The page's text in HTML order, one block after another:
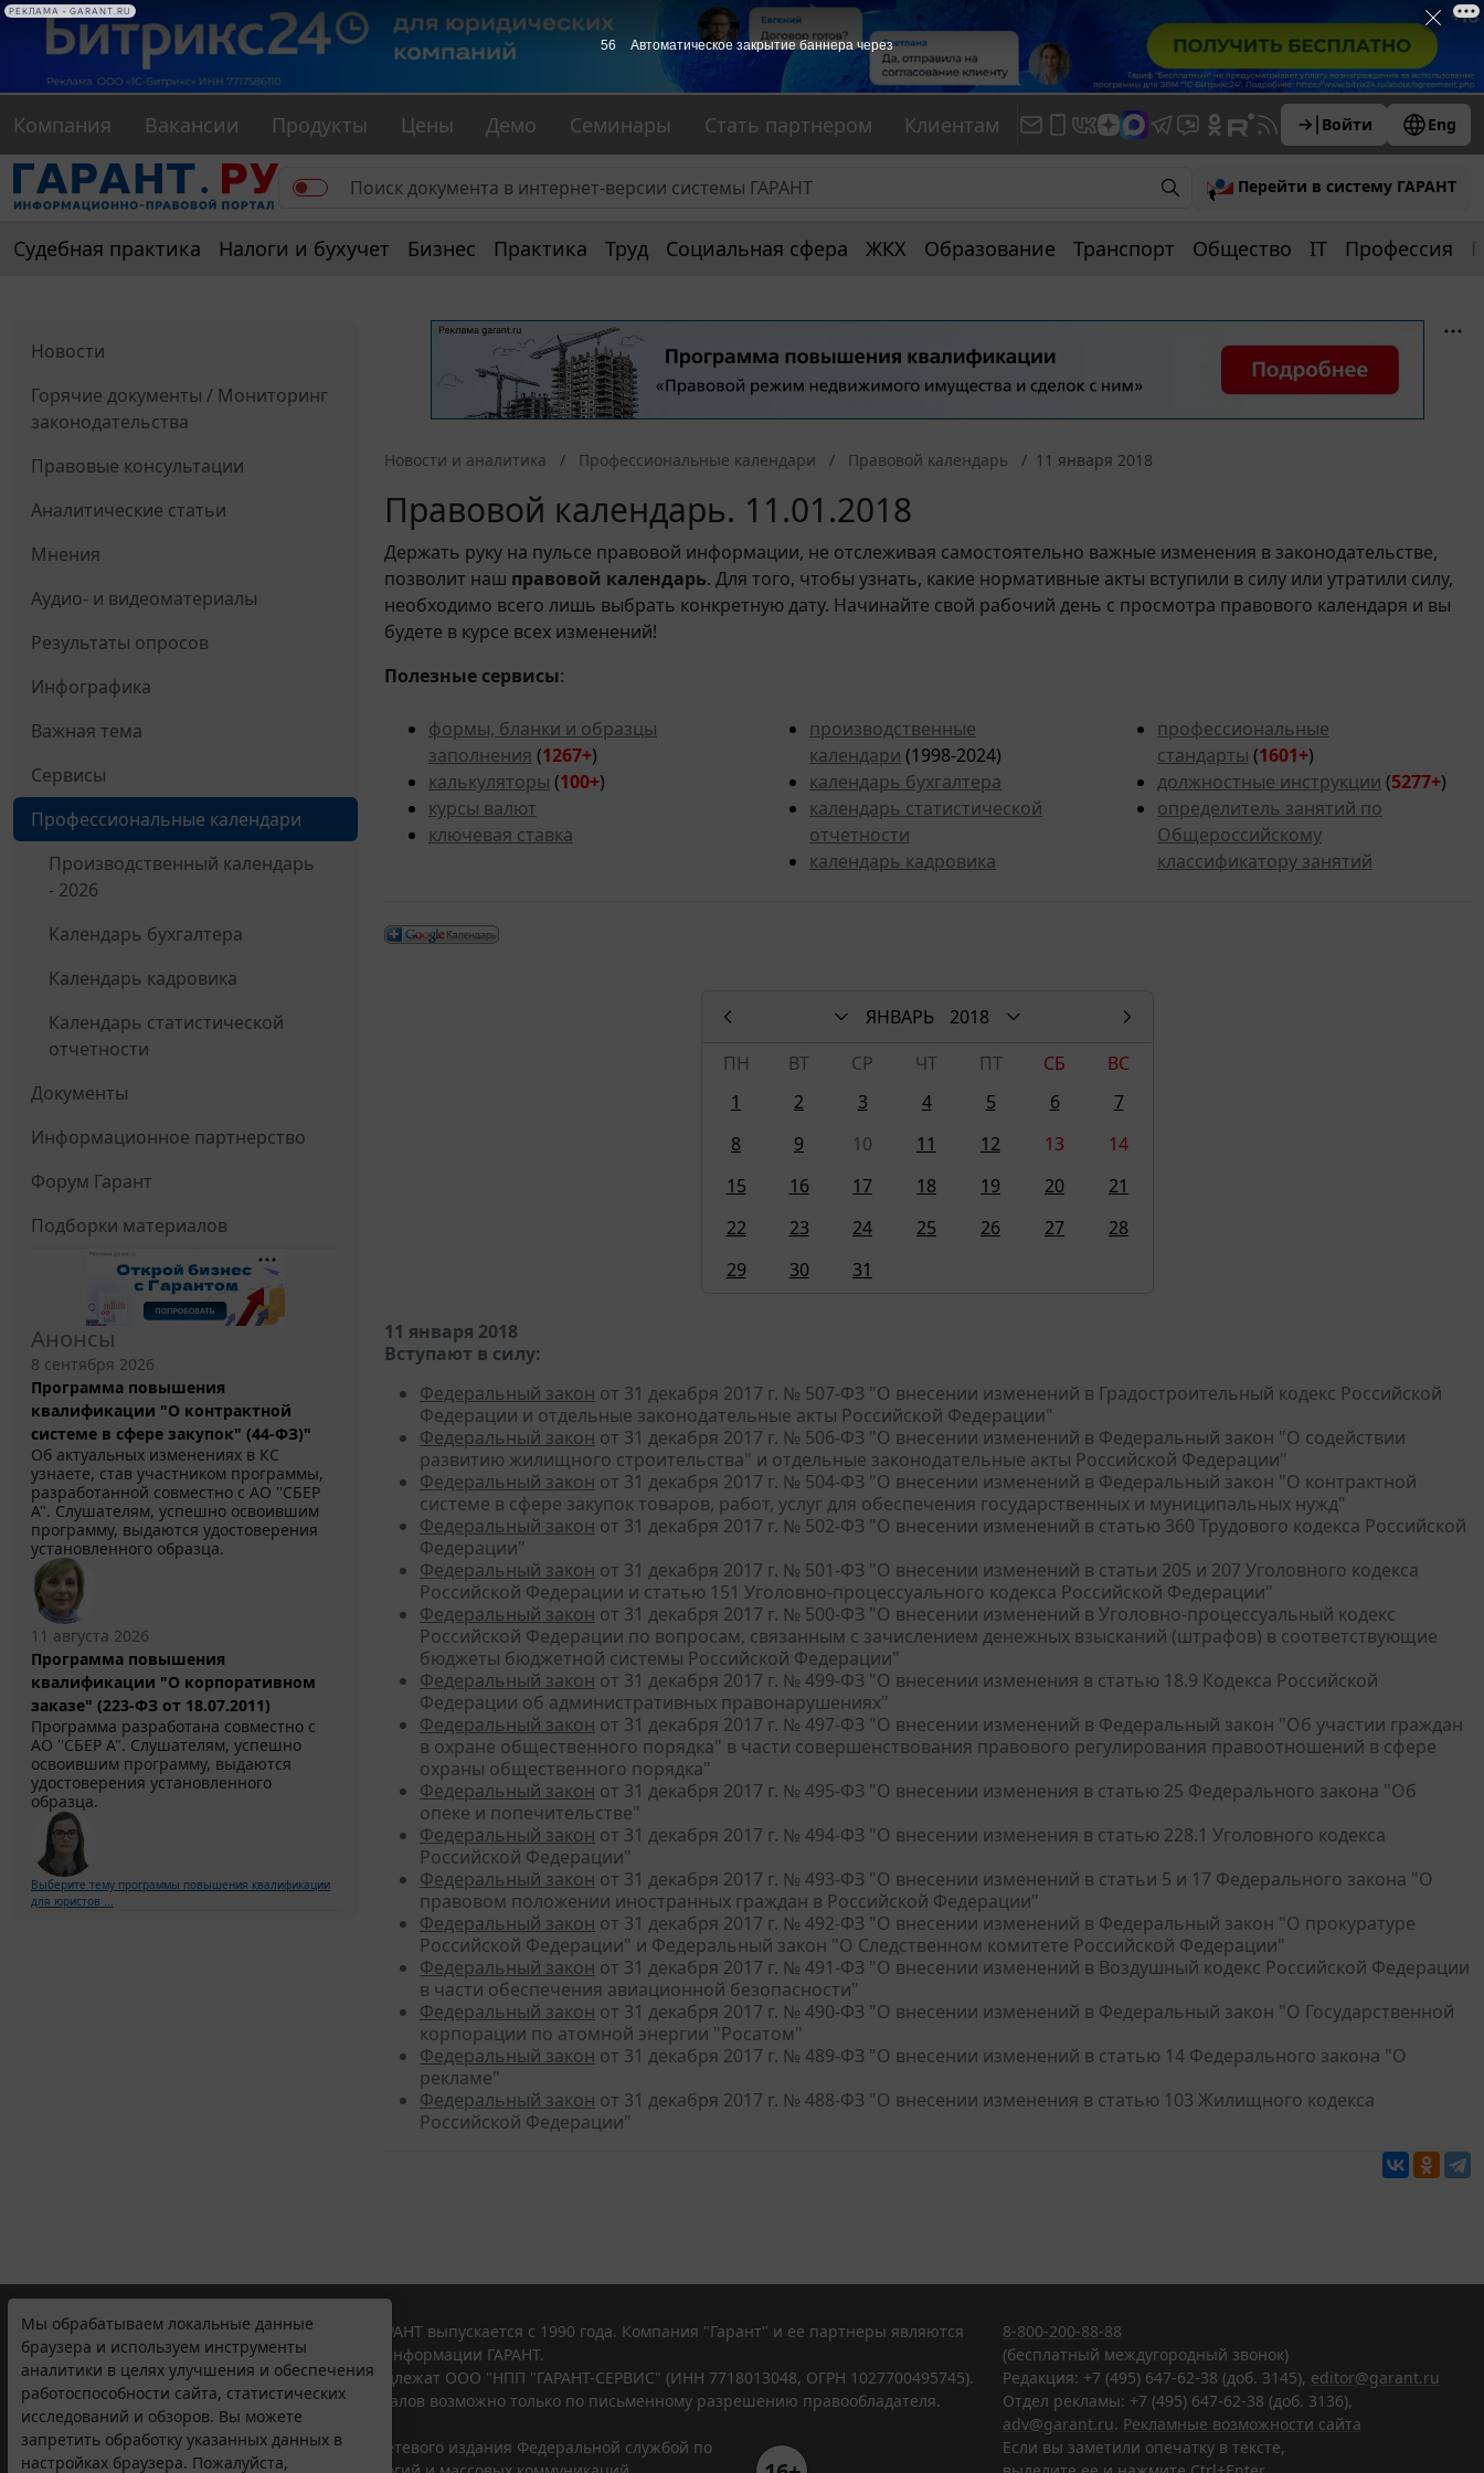
Компания Вакансии Продукты Цены Демо Семинары Стать партнером Клиентам Войти Eng
Перейти в систему ГАРАНТ
Судебная практика Налоги и бухучет Бизнес Практика Труд Социальная сфера ЖКХ Образование Транспорт Общество IT Профессия
Новости
Горячие документы / Мониторинг
законодательства
Правовые консультации
Аналитические статьи
Мнения
Аудио- и видеоматериалы
Результаты опросов
Инфографика
Важная тема
Сервисы
Профессиональные календари
Производственный календарь
- 2026
Календарь бухгалтера
Календарь кадровика
Календарь статистической
отчетности
Документы
Информационное партнерство
Форум Гарант
Подборки материалов
Анонсы
8 сентября 2026
Программа повышения
квалификации "О контрактной
системе в сфере закупок" (44-ФЗ)"
Об актуальных изменениях в КС
узнаете, став участником программы,
разработанной совместно с АО ''СБЕР
А". Слушателям, успешно освоившим
программу, выдаются удостоверения
установленного образца.
11 августа 2026
Программа повышения
квалификации "О корпоративном
заказе" (223-ФЗ от 18.07.2011)
Программа разработана совместно с
АО ''СБЕР А". Слушателям, успешно
освоившим программу, выдаются
удостоверения установленного
образца.
Выберите тему программы повышения квалификации
для юристов ...
Новости и аналитика Профессиональные календари Правовой календарь 11 января 2018
Правовой календарь. 11.01.2018
Держать руку на пульсе правовой информации, не отслеживая самостоятельно важные изменения в законодательстве,
позволит наш правовой календарь. Для того, чтобы узнать, какие нормативные акты вступили в силу или утратили силу,
необходимо всего лишь выбрать конкретную дату. Начинайте свой рабочий день с просмотра правового календаря и вы
будете в курсе всех изменений!
Полезные сервисы:
формы, бланки и образцы
заполнения (1267+)
калькуляторы (100+)
курсы валют
ключевая ставка
производственные
календари (1998-2024)
календарь бухгалтера
календарь статистической
отчетности
календарь кадровика
профессиональные
стандарты (1601+)
должностные инструкции (5277+)
определитель занятий по
Общероссийскому
классификатору занятий
ЯНВАРЬ
2018
ПН
ВТ СР ЧТ ПТ СБ
ВС
1
2 3 4 5 6
7
8
9 10 11 12 13
14
15
16 17 18 19 20
21
22
23 24 25 26 27
28
29
30 31
11 января 2018
Вступают в силу:
Федеральный закон от 31 декабря 2017 г. № 507-ФЗ "О внесении изменений в Градостроительный кодекс Российской
Федерации и отдельные законодательные акты Российской Федерации"
Федеральный закон от 31 декабря 2017 г. № 506-ФЗ "О внесении изменений в Федеральный закон "О содействии
развитию жилищного строительства" и отдельные законодательные акты Российской Федерации"
Федеральный закон от 31 декабря 2017 г. № 504-ФЗ "О внесении изменений в Федеральный закон "О контрактной
системе в сфере закупок товаров, работ, услуг для обеспечения государственных и муниципальных нужд"
Федеральный закон от 31 декабря 2017 г. № 502-ФЗ "О внесении изменений в статью 360 Трудового кодекса Российской
Федерации"
Федеральный закон от 31 декабря 2017 г. № 501-ФЗ "О внесении изменений в статьи 205 и 207 Уголовного кодекса
Российской Федерации и статью 151 Уголовно-процессуального кодекса Российской Федерации"
Федеральный закон от 31 декабря 2017 г. № 500-ФЗ "О внесении изменений в Уголовно-процессуальный кодекс
Российской Федерации по вопросам, связанным с зачислением денежных взысканий (штрафов) в соответствующие
бюджеты бюджетной системы Российской Федерации"
Федеральный закон от 31 декабря 2017 г. № 499-ФЗ "О внесении изменения в статью 18.9 Кодекса Российской
Федерации об административных правонарушениях"
Федеральный закон от 31 декабря 2017 г. № 497-ФЗ "О внесении изменений в Федеральный закон "Об участии граждан
в охране общественного порядка" в части совершенствования правового регулирования правоотношений в сфере
охраны общественного порядка"
Федеральный закон от 31 декабря 2017 г. № 495-ФЗ "О внесении изменения в статью 25 Федерального закона "Об
опеке и попечительстве"
Федеральный закон от 31 декабря 2017 г. № 494-ФЗ "О внесении изменения в статью 228.1 Уголовного кодекса
Российской Федерации"
Федеральный закон от 31 декабря 2017 г. № 493-ФЗ "О внесении изменений в статьи 5 и 17 Федерального закона "О
правовом положении иностранных граждан в Российской Федерации"
Федеральный закон от 31 декабря 2017 г. № 492-ФЗ "О внесении изменений в Федеральный закон "О прокуратуре
Российской Федерации" и Федеральный закон "О Следственном комитете Российской Федерации"
Федеральный закон от 31 декабря 2017 г. № 491-ФЗ "О внесении изменений в Воздушный кодекс Российской Федерации
в части обеспечения авиационной безопасности"
Федеральный закон от 31 декабря 2017 г. № 490-ФЗ "О внесении изменений в Федеральный закон "О Государственной
корпорации по атомной энергии "Росатом"
Федеральный закон от 31 декабря 2017 г. № 489-ФЗ "О внесении изменений в статью 14 Федерального закона "О
рекламе"
Федеральный закон от 31 декабря 2017 г. № 488-ФЗ "О внесении изменения в статью 103 Жилищного кодекса
Российской Федерации"
Мы обрабатываем локальные данные
браузера и используем инструменты
аналитики в целях улучшения и обеспечения
работоспособности сайта, статистических
исследований и обзоров. Вы можете
запретить обработку указанных данных в
настройках браузера. Пожалуйста,
© ООО "НПП "ГАРАНТ-СЕРВИС", 2026. Система ГАРАНТ выпускается с 1990 года. Компания "Гарант" и ее партнеры являются
участниками Российской ассоциации правовой информации ГАРАНТ.
Все права на материалы сайта ГАРАНТ.РУ принадлежат ООО "НПП "ГАРАНТ-СЕРВИС" (ИНН 7718013048, ОГРН 1027700495745).
Полное или частичное воспроизведение материалов возможно только по письменному разрешению правообладателя.
Правила использования портала.
Портал ГАРАНТ.РУ зарегистрирован в качестве сетевого издания Федеральной службой по
8-800-200-88-88
(бесплатный междугородный звонок)
Редакция: +7 (495) 647-62-38 (доб. 3145), editor@garant.ru
Отдел рекламы: +7 (495) 647-62-38 (доб. 3136),
adv@garant.ru. Рекламные возможности сайта
Если вы заметили опечатку в тексте,
56 Автоматическое закрытие баннера через
РЕКЛАМА • GARANT.RU